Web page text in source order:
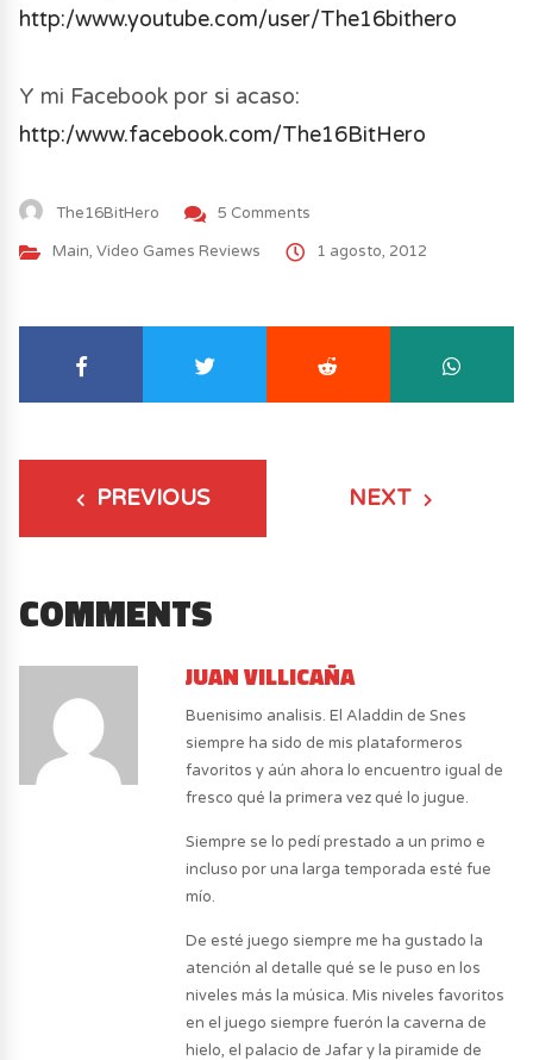
http:/www.youtube.com/user/The16bithero
Y mi Facebook por si acaso:
http:/www.facebook.com/The16BitHero
The16BitHero
5 Comments
Main, Video Games Reviews 1 agosto, 2012
PREVIOUS NEXT
COMMENTS
JUAN VILLICAÑA
Buenisimo analisis. El Aladdin de Snes
siempre ha sido de mis plataformeros
favoritos y aún ahora lo encuentro igual de
fresco qué la primera vez qué lo jugue.
Siempre se lo pedí prestado a un primo e
incluso por una larga temporada esté fue
mío.
De esté juego siempre me ha gustado la
atención al detalle qué se le puso en los
niveles más la música. Mis niveles favoritos
en el juego siempre fuerón la caverna de
hielo, el palacio de Jafar y la piramide de